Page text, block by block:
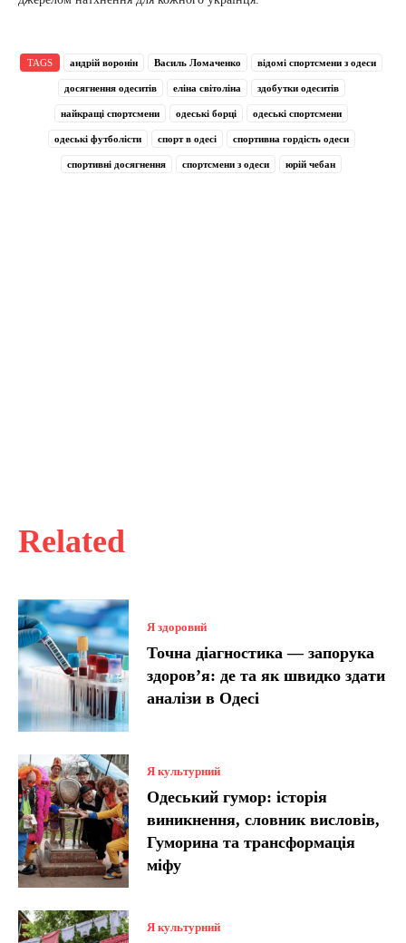
Related
Я здоровий
Точна діагностика — запорука
здоров’я: де та як швидко здати
аналізи в Одесі
Я культурний
Одеський гумор: історія
виникнення, словник висловів,
Гуморина та трансформація
міфу
Я культурний
TAGS андрій воронін Василь Ломаченко відомі спортсмени з одеси
досягнення одеситів еліна світоліна здобутки одеситів
найкращі спортсмени одеські борці одеські спортсмени
одеські футболісти спорт в одесі спортивна гордість одеси
спортивні досягнення спортсмени з одеси юрій чебан